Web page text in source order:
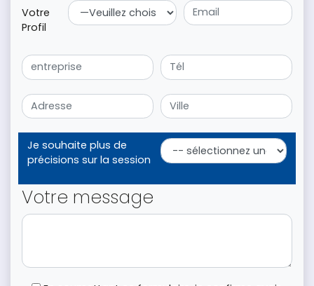
Votre
Profil
Je souhaite plus de
précisions sur la session
Votre message